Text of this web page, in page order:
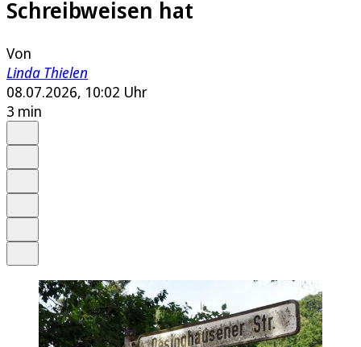
Schreibweisen hat
Von
Linda Thielen
08.07.2026, 10:02 Uhr
3 min